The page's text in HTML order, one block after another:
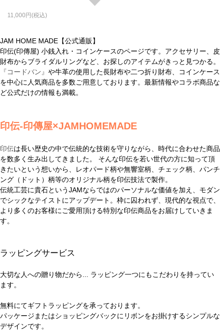
11,000
JAM HOME MADE【公式通販】
印伝(印傳屋) 小銭入れ・コインケースのページです。アクセサリー、皮
財布からブライダルリングなど、お探しのアイテムがきっと見つかる。
『コードバン』 や牛革の使用した長財布や二つ折り財布、コインケース
を中心に人気商品を多数ご用意しております。最新情報やコラボ商品な
ど公式だけの情報も満載。
印伝-印傳屋×JAMHOMEMADE
印伝は長い歴史の中で伝統的な技術を守りながら、時代に合わせた商品
を数多く生み出してきました。 そんな印伝を若い世代の方に知って頂
きたいという想いから、レオパード柄や無響室柄、チェック柄、パンチ
ング（ドット）柄等のオリジナル柄を印伝技法で製作。
伝統工芸に貴石というJAMならではのパーソナルな価値を加え、モダン
でシックなテイストにアップデート。枠に囚われず、現代的な視点で、
より多くのお客様にご愛用頂ける特別な印伝商品をお届けしていきま
す。
ラッピングサービス
大切な人への贈り物だから... ラッピング一つにもこだわりを持ってい
ます。
無料にてギフトラッピングを承っております。
パッケージまたはショッピングバックにリボンをお掛けするシンプルな
デザインです。